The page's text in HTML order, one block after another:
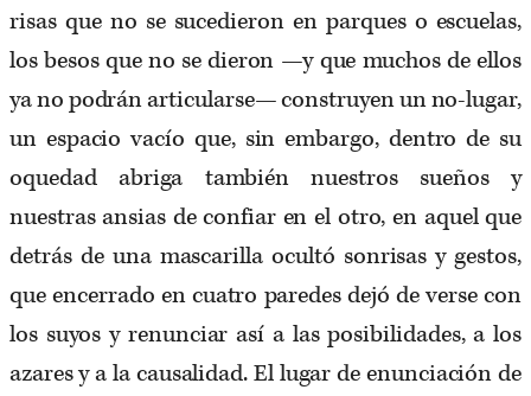
risas que no se sucedieron en parques o escuelas,
los besos que no se dieron —y que muchos de ellos
ya no podrán articularse— construyen un no-lugar,
un espacio vacío que, sin embargo, dentro de su
oquedad abriga también nuestros sueños y
nuestras ansias de confiar en el otro, en aquel que
detrás de una mascarilla ocultó sonrisas y gestos,
que encerrado en cuatro paredes dejó de verse con
los suyos y renunciar así a las posibilidades, a los
azares y a la causalidad. El lugar de enunciación de